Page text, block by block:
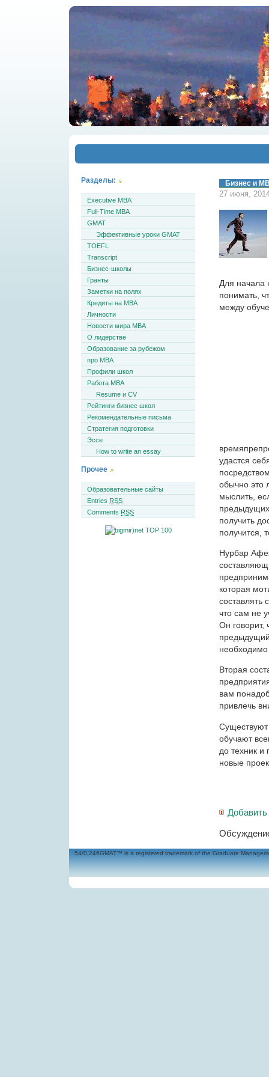
Бизнес и
27 июня,
Для начала
понимать,
между
удастся
обычно это
мыслить,
получить
получится,
Нурбар
которая
составлять
что сам не
Он говорит,
Вторая
вам
привлечь
Существуют
обучают
до техник и
новые
Разделы:
Executive MBA
Full-Time MBA
GMAT
Эффективные уроки GMAT
TOEFL
Transcript
Бизнес-школы
Гранты
Заметки на полях
Кредиты на MBA
Личности
Новости мира MBA
О лидерстве
Образование за рубежом
про MBA
Профили школ
Работа MBA
Resume и CV
Рейтинги бизнес школ
Рекомендательные письма
Стратегия подготовки
Эссе
How to write an essay
Прочее
Образовательные сайты
Entries RSS
Comments RSS
54/0,246GMAT™ is a registered trademark of the Graduate